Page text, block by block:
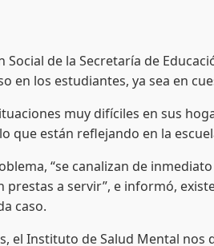
de la Secretaría de
los estudiantes, ya sea en
muy difíciles en sus
están reflejando en la
“se canalizan de inmediato
a servir”, e informó,
caso.
de Salud Mental nos